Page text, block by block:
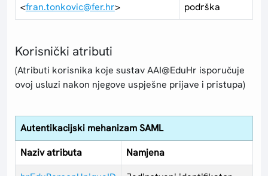
<fran.tonkovic@fer.hr>
podrška
Korisnički atributi
(Atributi korisnika koje sustav AAI@EduHr isporučuje
ovoj usluzi nakon njegove uspješne prijave i pristupa)
Autentikacijski mehanizam SAML
Naziv atributa
Namjena